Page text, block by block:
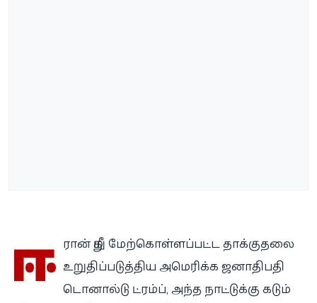
ஈ ரான் மீது மேற்கொள்ளப்பட்ட தாக்குதலை
உறுதிப்படுத்திய அமெரிக்க ஜனாதிபதி
டொனால்டு ட்ரம்ப், அந்த நாட்டுக்கு கடும்